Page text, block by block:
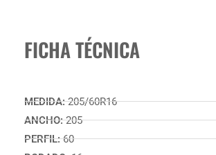
FICHA TÉCNICA
MEDIDA:205/60R16
ANCHO:205
PERFIL:60